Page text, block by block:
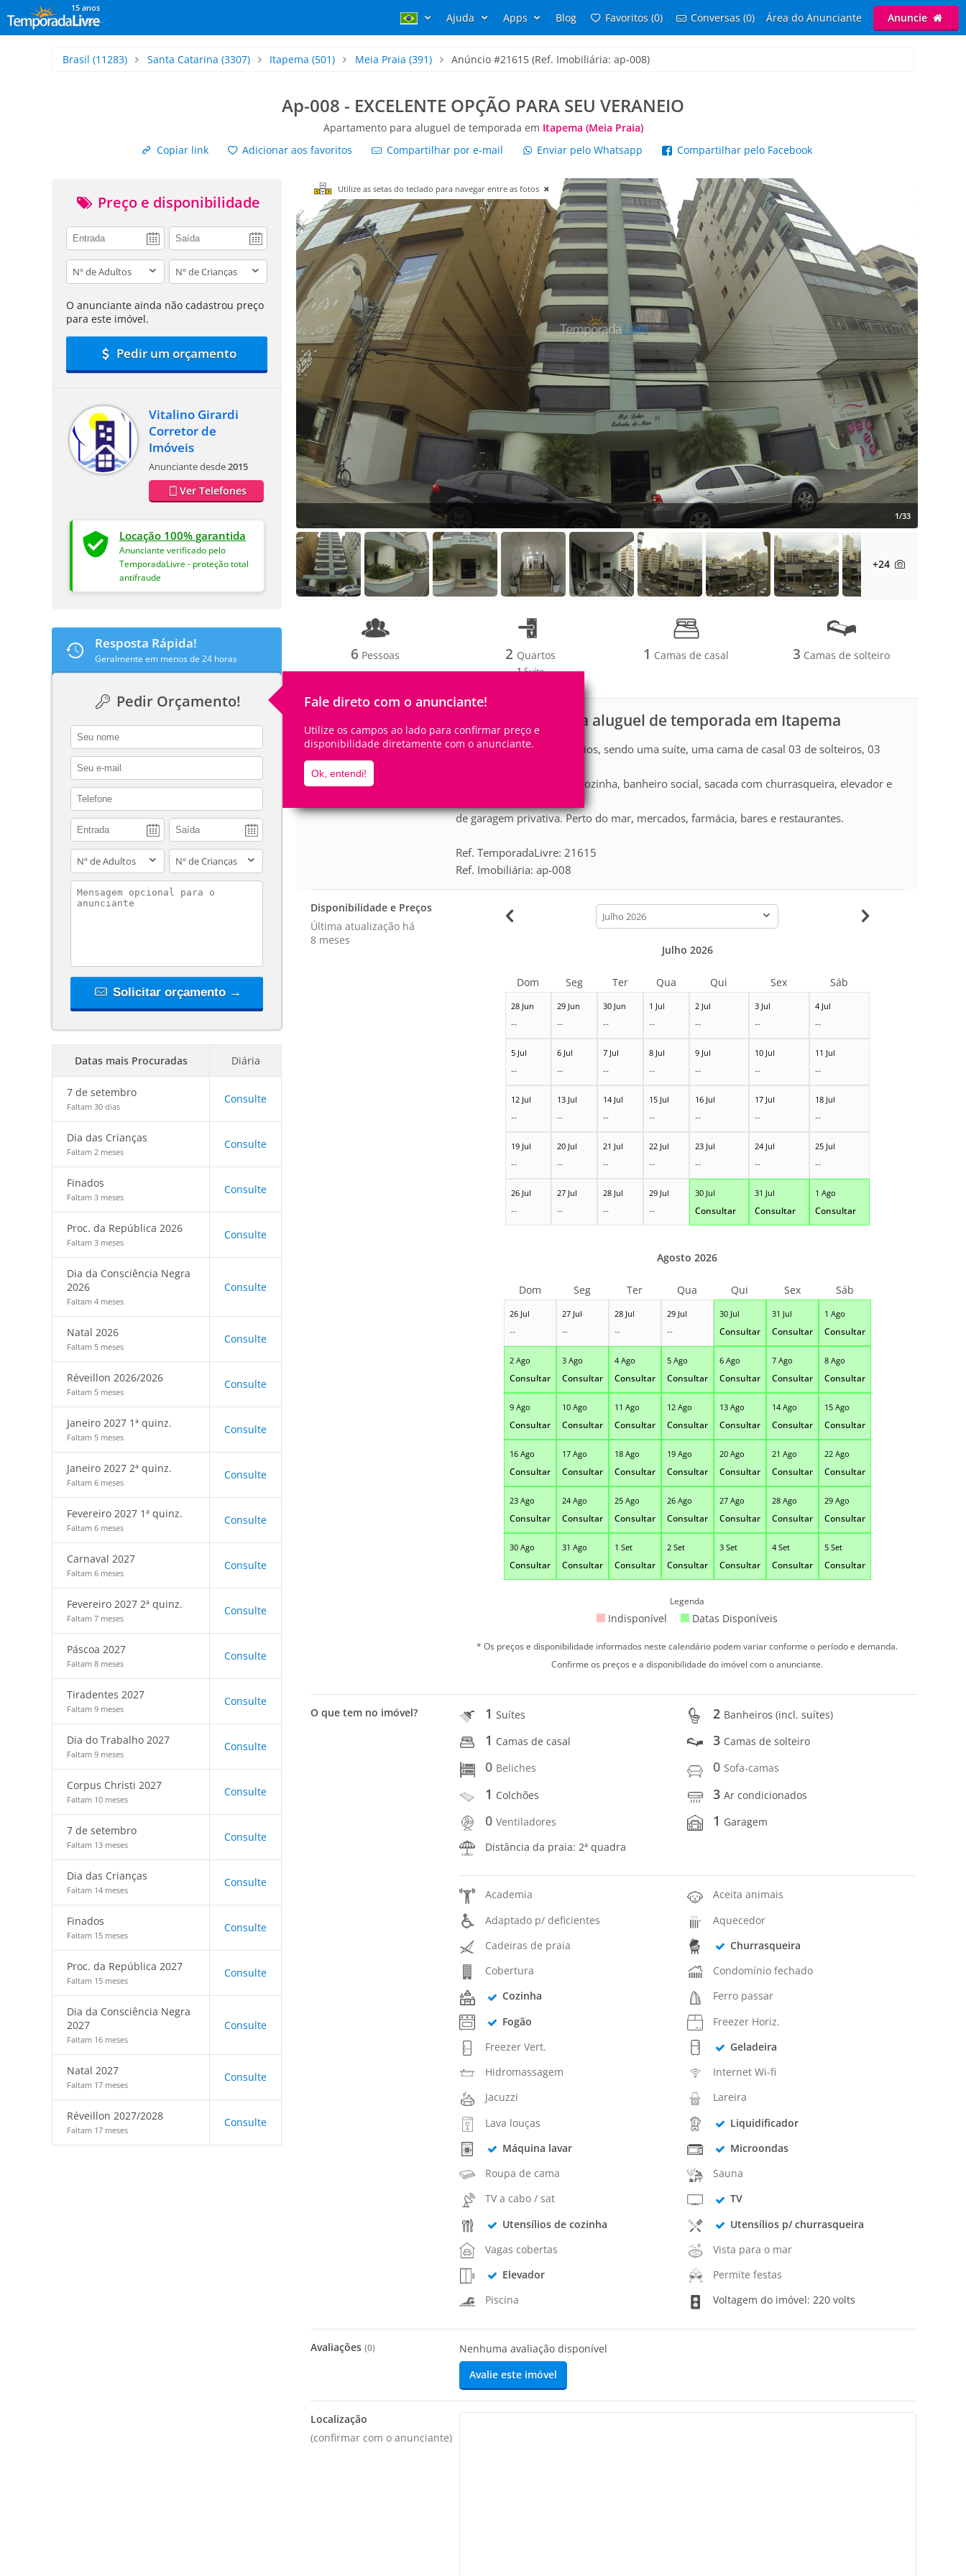
15 anos
Ajuda Apps Blog Favoritos (0) Conversas (0) Área do Anunciante Anuncie
Brasil (11283) Santa Catarina (3307) Itapema (501) Meia Praia (391) Anúncio #21615 (Ref. Imobiliária: ap-008)
Ap-008 - EXCELENTE OPÇÃO PARA SEU VERANEIO
Apartamento para aluguel de temporada em Itapema (Meia Praia)
Copiar link
Adicionar aos favoritos Compartilhar por e-mail Enviar pelo Whatsapp Compartilhar pelo Facebook
Preço e disponibilidade
adults children
O anunciante ainda não cadastrou preço
para este imóvel.
Pedir um orçamento
Vitalino Girardi
Corretor de
Imóveis
Anunciante desde2015
Ver Telefones
Locação 100% garantida
Anunciante verificado pelo
TemporadaLivre - proteção total
antifraude
Resposta Rápida!
Geralmente em menos de 24 horas
Pedir Orçamento! Fale direto com o anunciante!
Utilize os campos ao lado para confirmar preço e
disponibilidade diretamente com o anunciante.
Ok, entendi!
contact_name
contact_email
contact_phone
adults children
contact_message
Solicitar orçamento →
Datas mais Procuradas Diária
7 de setembro
Faltam 30 dias
Consulte
Dia das Crianças
Faltam 2 meses
Consulte
Finados
Faltam 3 meses
Consulte
Proc. da República 2026
Faltam 3 meses
Consulte
Dia da Consciência Negra
2026
Faltam 4 meses
Consulte
Natal 2026
Faltam 5 meses
Consulte
Réveillon 2026/2026
Faltam 5 meses
Consulte
Janeiro 2027 1ª quinz.
Faltam 5 meses
Consulte
Janeiro 2027 2ª quinz.
Faltam 6 meses
Consulte
Fevereiro 2027 1ª quinz.
Faltam 6 meses
Consulte
Carnaval 2027
Faltam 6 meses
Consulte
Fevereiro 2027 2ª quinz.
Faltam 7 meses
Consulte
Páscoa 2027
Faltam 8 meses
Consulte
Tiradentes 2027
Faltam 9 meses
Consulte
Dia do Trabalho 2027
Faltam 9 meses
Consulte
Corpus Christi 2027
Faltam 10 meses
Consulte
7 de setembro
Faltam 13 meses
Consulte
Dia das Crianças
Faltam 14 meses
Consulte
Finados
Faltam 15 meses
Consulte
Proc. da República 2027
Faltam 15 meses
Consulte
Dia da Consciência Negra
2027
Faltam 16 meses
Consulte
Natal 2027
Faltam 17 meses
Consulte
Réveillon 2027/2028
Faltam 17 meses
Consulte
Utilize as setas do teclado para navegar entre as fotos
1/33
+24
6 Pessoas 2 Quartos
1Suíte
1 Camas de casal 3 Camas de solteiro
Apartamento para aluguel de temporada em Itapema
Apartamento 02 dormitórios, sendo uma suíte, uma cama de casal 03 de solteiros, 03
03 ar condicionado, sala cozinha, banheiro social, sacada com churrasqueira, elevador e
de garagem privativa. Perto do mar, mercados, farmácia, bares e restaurantes.
Ref. TemporadaLivre: 21615
Ref. Imobiliária: ap-008
Disponibilidade e Preços
Última atualização há
8 meses
calendar-
month
28 Jun
--
29 Jun
--
30 Jun
--
1 Jul
--
2 Jul
--
3 Jul
--
4 Jul
--
5 Jul
--
6 Jul
--
7 Jul
--
8 Jul
--
9 Jul
--
10 Jul
--
11 Jul
--
12 Jul
--
13 Jul
--
14 Jul
--
15 Jul
--
16 Jul
--
17 Jul
--
18 Jul
--
19 Jul
--
20 Jul
--
21 Jul
--
22 Jul
--
23 Jul
--
24 Jul
--
25 Jul
--
26 Jul
--
27 Jul
--
28 Jul
--
29 Jul
--
30 Jul
Consultar
31 Jul
Consultar
1 Ago
Consultar
Julho 2026
Dom Seg Ter Qua Qui Sex Sáb
26 Jul
--
27 Jul
--
28 Jul
--
29 Jul
--
30 Jul
Consultar
31 Jul
Consultar
1 Ago
Consultar
2 Ago
Consultar
3 Ago
Consultar
4 Ago
Consultar
5 Ago
Consultar
6 Ago
Consultar
7 Ago
Consultar
8 Ago
Consultar
9 Ago
Consultar
10 Ago
Consultar
11 Ago
Consultar
12 Ago
Consultar
13 Ago
Consultar
14 Ago
Consultar
15 Ago
Consultar
16 Ago
Consultar
17 Ago
Consultar
18 Ago
Consultar
19 Ago
Consultar
20 Ago
Consultar
21 Ago
Consultar
22 Ago
Consultar
23 Ago
Consultar
24 Ago
Consultar
25 Ago
Consultar
26 Ago
Consultar
27 Ago
Consultar
28 Ago
Consultar
29 Ago
Consultar
30 Ago
Consultar
31 Ago
Consultar
1 Set
Consultar
2 Set
Consultar
3 Set
Consultar
4 Set
Consultar
5 Set
Consultar
Agosto 2026
Dom Seg Ter Qua Qui Sex Sáb
Legenda
Indisponível Datas Disponíveis
* Os preços e disponibilidade informados neste calendário podem variar conforme o período e demanda.
Confirme os preços e a disponibilidade do imóvel com o anunciante.
O que tem no imóvel? 1Suítes 2 Banheiros (incl. suítes)
1 Camas de casal 3 Camas de solteiro
0 Beliches 0 Sofa-camas
1 Colchões 3Ar condicionados
0Ventiladores 1 Garagem
Distância da praia: 2ª quadra
Academia
Aceita animais
Adaptado p/ deficientes
Aquecedor
Cadeiras de praia
Churrasqueira
Cobertura
Condomínio fechado
Cozinha
Ferro passar
Fogão
Freezer Horiz.
Freezer Vert.
Geladeira
Hidromassagem
Internet Wi-fi
Jacuzzi
Lareira
Lava louças
Liquidificador
Máquina lavar
Microondas
Roupa de cama
Sauna
TV a cabo / sat
TV
Utensílios de cozinha
Utensílios p/ churrasqueira
Vagas cobertas
Vista para o mar
Elevador
Permite festas
Piscina
Voltagem do imóvel: 220 volts
Avaliações (0)
Nenhuma avaliação disponível
Avalie este imóvel
Localização
(confirmar com o anunciante)